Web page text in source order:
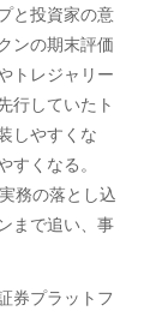
と投資家の意
ンの期末評価
トレジャリー
行していたト
しやすくな
すくなる。
務の落とし込
まで追い、事
券プラットフ